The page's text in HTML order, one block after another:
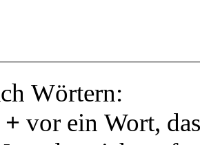
Wörtern:
+ vor ein Wort,